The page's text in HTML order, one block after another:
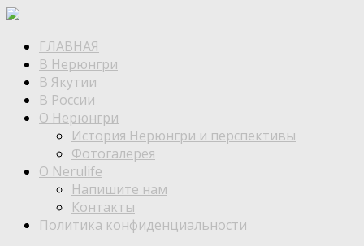
ГЛАВНАЯ
В Нерюнгри
В Якутии
В России
О Нерюнгри
История Нерюнгри и перспективы
Фотогалерея
О Nerulife
Напишите нам
Контакты
Политика конфиденциальности